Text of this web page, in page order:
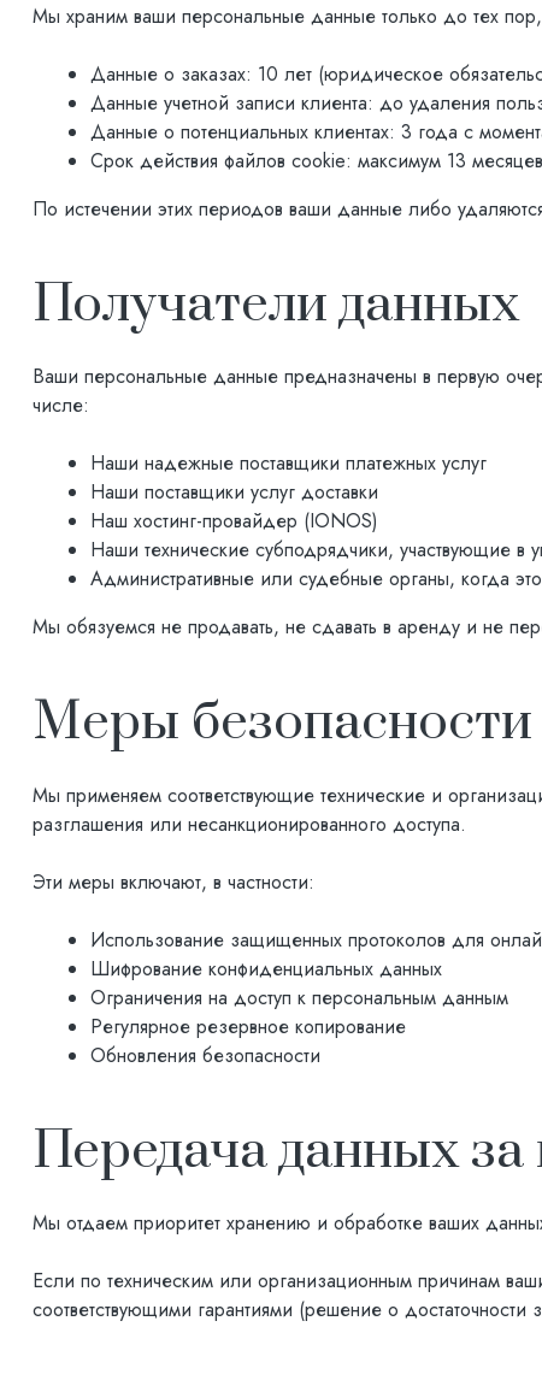
Мы храним ваши персональные данные только до тех
Данные о заказах: 10 лет (юридическое
Данные учетной записи клиента: до удаления
Данные о потенциальных клиентах: 3 года с
Срок действия файлов cookie: максимум 13
По истечении этих периодов ваши данные либо
Получатели данных
Ваши персональные данные предназначены в первую
числе:
Наши надежные поставщики платежных услуг
Наши поставщики услуг доставки
Наш хостинг-провайдер (IONOS)
Наши технические субподрядчики, участвующие в
Административные или судебные органы, когда это
Мы обязуемся не продавать, не сдавать в аренду и не
Меры безопасности
Мы применяем соответствующие технические и
разглашения или несанкционированного доступа.
Эти меры включают, в частности:
Использование защищенных протоколов для
Шифрование конфиденциальных данных
Ограничения на доступ к персональным данным
Регулярное резервное копирование
Обновления безопасности
Передача данных
Мы отдаем приоритет хранению и обработке ваших
Если по техническим или организационным причинам
соответствующими гарантиями (решение о